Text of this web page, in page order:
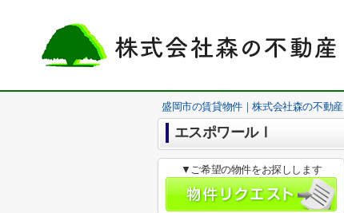
盛岡市の賃貸物件｜株式会社森の不動産
エスポワールⅠ
▼ご希望の物件をお探しします